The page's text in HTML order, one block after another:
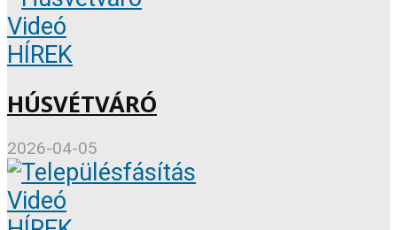
Videó
HÍREK
HÚSVÉTVÁRÓ
2026-04-05
Videó